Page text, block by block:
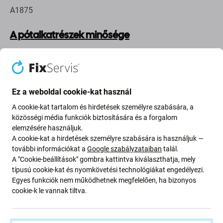
A1875
A pótalkatrészek minősége
Az Aftermarket PRO
felek gyártják, nem közvetlenül a készülék gyártója.
Ezeket az akkumulátorokat úgy tervezték, hogy
színvonalának, és ritka esetekben minimális eltérések
lehetnek a funkcionalitásban, a minőségben vagy a
megjelenésben. Kiváló minőségükről ismertek, és előre
teszteltek.
Az utángyártott PRO akkumulátor vásárlásának fő
előnyei:
akkumulátor költséghatékony alternatívája egy új
Ez a weboldal cookie-kat használ
A cookie-kat tartalom és hirdetések személyre szabására, a
közösségi média funkciók biztosítására és a forgalom
elemzésére használjuk.
A cookie-kat a hirdetések személyre szabására is használjuk —
további információkat a Google szabályzataiban talál.
A "Cookie-beállítások" gombra kattintva kiválaszthatja, mely
típusú cookie-kat és nyomkövetési technológiákat engedélyezi.
Egyes funkciók nem működhetnek megfelelően, ha bizonyos
cookie-k le vannak tiltva.